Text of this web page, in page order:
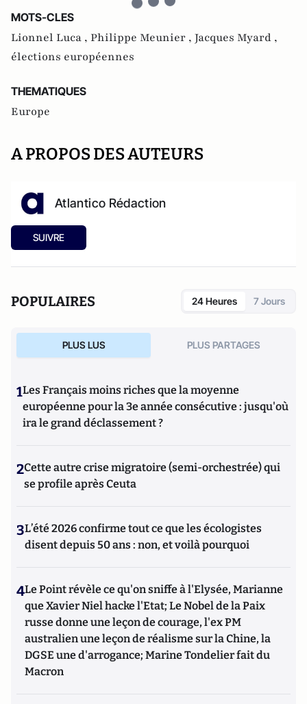
MOTS-CLES
Lionnel Luca , Philippe Meunier , Jacques Myard ,
élections européennes
THEMATIQUES
Europe
A PROPOS DES AUTEURS
Atlantico Rédaction
SUIVRE
POPULAIRES 24 Heures 7 Jours
PLUS LUS PLUS PARTAGES
1Les Français moins riches que la moyenne
européenne pour la 3e année consécutive : jusqu'où
ira le grand déclassement ?
2Cette autre crise migratoire (semi-orchestrée) qui
se profile après Ceuta
3L’été 2026 confirme tout ce que les écologistes
disent depuis 50 ans : non, et voilà pourquoi
4Le Point révèle ce qu'on sniffe à l'Elysée, Marianne
que Xavier Niel hacke l'Etat; Le Nobel de la Paix
russe donne une leçon de courage, l'ex PM
australien une leçon de réalisme sur la Chine, la
DGSE une d'arrogance; Marine Tondelier fait du
Macron